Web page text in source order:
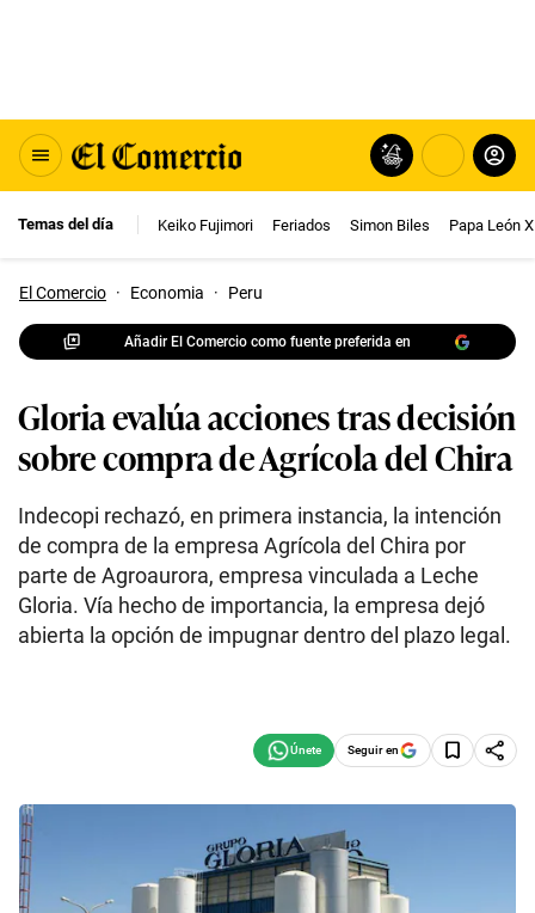
Temas del día Keiko Fujimori Feriados Simon Biles Papa León
El Comercio · Economia · Peru
Añadir El Comercio como fuente preferida en
Gloria evalúa acciones tras decisión
sobre compra de Agrícola del Chira
Indecopi rechazó, en primera instancia, la intención
de compra de la empresa Agrícola del Chira por
parte de Agroaurora, empresa vinculada a Leche
Gloria. Vía hecho de importancia, la empresa dejó
abierta la opción de impugnar dentro del plazo legal.
Seguir en